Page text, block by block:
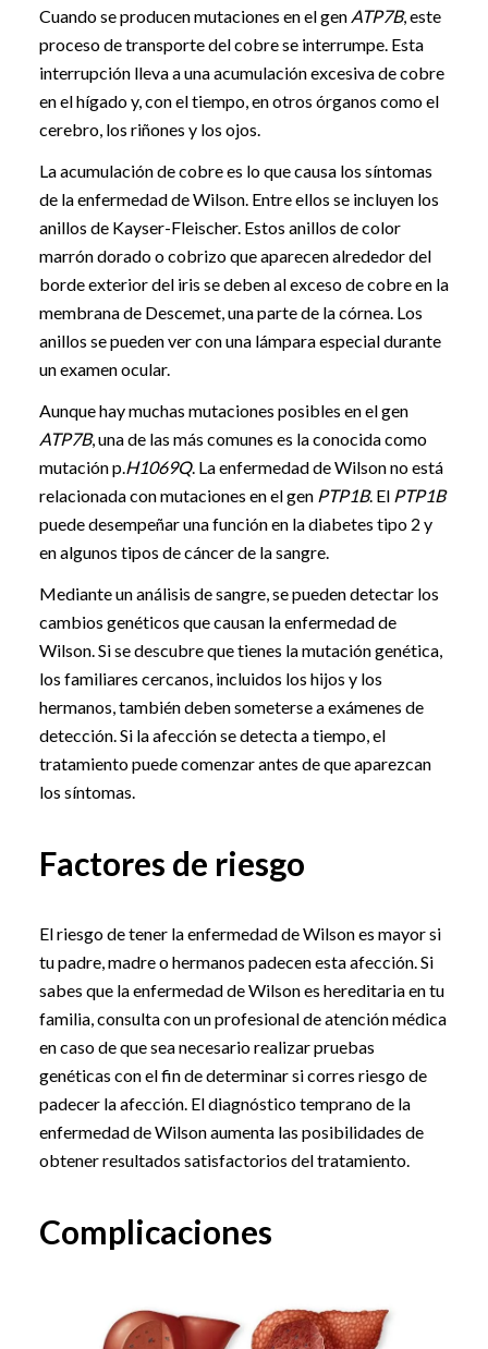
Cuando se producen mutaciones en el gen ATP7B, este
proceso de transporte del cobre se interrumpe. Esta
interrupción lleva a una acumulación excesiva de cobre
en el hígado y, con el tiempo, en otros órganos como el
cerebro, los riñones y los ojos.
La acumulación de cobre es lo que causa los síntomas
de la enfermedad de Wilson. Entre ellos se incluyen los
anillos de Kayser-Fleischer. Estos anillos de color
marrón dorado o cobrizo que aparecen alrededor del
borde exterior del iris se deben al exceso de cobre en la
membrana de Descemet, una parte de la córnea. Los
anillos se pueden ver con una lámpara especial durante
un examen ocular.
Aunque hay muchas mutaciones posibles en el gen
ATP7B, una de las más comunes es la conocida como
mutación p.H1069Q. La enfermedad de Wilson no está
relacionada con mutaciones en el gen PTP1B. El PTP1B
puede desempeñar una función en la diabetes tipo 2 y
en algunos tipos de cáncer de la sangre.
Mediante un análisis de sangre, se pueden detectar los
cambios genéticos que causan la enfermedad de
Wilson. Si se descubre que tienes la mutación genética,
los familiares cercanos, incluidos los hijos y los
hermanos, también deben someterse a exámenes de
detección. Si la afección se detecta a tiempo, el
tratamiento puede comenzar antes de que aparezcan
los síntomas.
Factores de riesgo
El riesgo de tener la enfermedad de Wilson es mayor si
tu padre, madre o hermanos padecen esta afección. Si
sabes que la enfermedad de Wilson es hereditaria en tu
familia, consulta con un profesional de atención médica
en caso de que sea necesario realizar pruebas
genéticas con el fin de determinar si corres riesgo de
padecer la afección. El diagnóstico temprano de la
enfermedad de Wilson aumenta las posibilidades de
obtener resultados satisfactorios del tratamiento.
Complicaciones